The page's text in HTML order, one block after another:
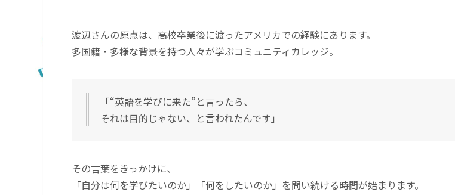
渡辺さんの原点は、高校卒業後に渡ったアメリカでの経験にあります。
多国籍・多様な背景を持つ人々が学ぶコミュニティカレッジ。
「“英語を学びに来た”と言ったら、
それは目的じゃない、と言われたんです」
その言葉をきっかけに、
「自分は何を学びたいのか」「何をしたいのか」を問い続ける時間が始まります。